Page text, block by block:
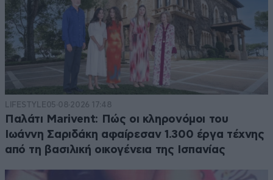
LIFESTYLE05·08·2026 17:48
Παλάτι Marivent: Πώς οι κληρονόμοι του
Ιωάννη Σαριδάκη αφαίρεσαν 1.300 έργα τέχνης
από τη βασιλική οικογένεια της Ισπανίας